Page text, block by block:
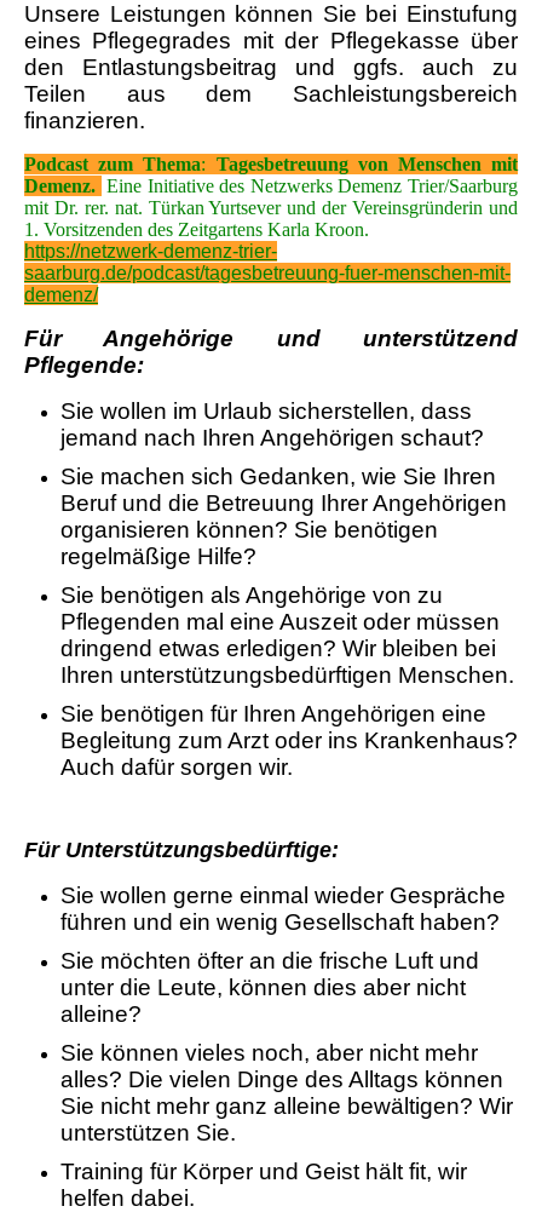
Unsere Leistungen können Sie bei Einstufung
eines Pflegegrades mit der Pflegekasse über
den Entlastungsbeitrag und ggfs. auch zu
Teilen aus dem Sachleistungsbereich
finanzieren.
Podcast zum Thema: Tagesbetreuung von Menschen mit
Demenz. Eine Initiative des Netzwerks Demenz Trier/Saarburg
mit Dr. rer. nat. Türkan Yurtsever und der Vereinsgründerin und
1. Vorsitzenden des Zeitgartens Karla Kroon.
https://netzwerk-demenz-trier-
saarburg.de/podcast/tagesbetreuung-fuer-menschen-mit-
demenz/
Für Angehörige und unterstützend
Pflegende:
Sie wollen im Urlaub sicherstellen, dass
jemand nach Ihren Angehörigen schaut?
Sie machen sich Gedanken, wie Sie Ihren
Beruf und die Betreuung Ihrer Angehörigen
organisieren können? Sie benötigen
regelmäßige Hilfe?
Sie benötigen als Angehörige von zu
Pflegenden mal eine Auszeit oder müssen
dringend etwas erledigen? Wir bleiben bei
Ihren unterstützungsbedürftigen Menschen.
Sie benötigen für Ihren Angehörigen eine
Begleitung zum Arzt oder ins Krankenhaus?
Auch dafür sorgen wir.
Für Unterstützungsbedürftige:
Sie wollen gerne einmal wieder Gespräche
führen und ein wenig Gesellschaft haben?
Sie möchten öfter an die frische Luft und
unter die Leute, können dies aber nicht
alleine?
Sie können vieles noch, aber nicht mehr
alles? Die vielen Dinge des Alltags können
Sie nicht mehr ganz alleine bewältigen? Wir
unterstützen Sie.
Training für Körper und Geist hält fit, wir
helfen dabei.